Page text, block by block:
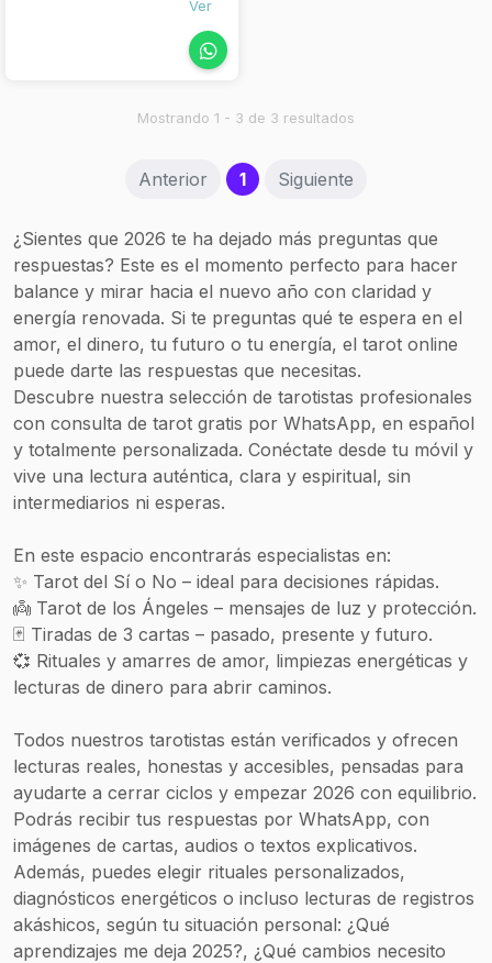
con ella, te das cuenta
positividad que transmite,
habla y la fuerza
espiritual que lleva
dentro.
Ver
Mostrando 1 - 3 de 3 resultados
Anterior 1(current)
Siguiente
¿Sientes que 2026 te ha dejado más preguntas que
respuestas? Este es el momento perfecto para hacer
balance y mirar hacia el nuevo año con claridad y
energía renovada. Si te preguntas qué te espera en el
amor, el dinero, tu futuro o tu energía, el tarot online
puede darte las respuestas que necesitas.
Descubre nuestra selección de tarotistas profesionales
con consulta de tarot gratis por WhatsApp, en español
y totalmente personalizada. Conéctate desde tu móvil y
vive una lectura auténtica, clara y espiritual, sin
intermediarios ni esperas.
En este espacio encontrarás especialistas en:
✨ Tarot del Sí o No – ideal para decisiones rápidas.
👼 Tarot de los Ángeles – mensajes de luz y protección.
🃏 Tiradas de 3 cartas – pasado, presente y futuro.
💞 Rituales y amarres de amor, limpiezas energéticas y
lecturas de dinero para abrir caminos.
Todos nuestros tarotistas están verificados y ofrecen
lecturas reales, honestas y accesibles, pensadas para
ayudarte a cerrar ciclos y empezar 2026 con equilibrio.
Podrás recibir tus respuestas por WhatsApp, con
imágenes de cartas, audios o textos explicativos.
Además, puedes elegir rituales personalizados,
diagnósticos energéticos o incluso lecturas de registros
akáshicos, según tu situación personal: ¿Qué
aprendizajes me deja 2025?, ¿Qué cambios necesito